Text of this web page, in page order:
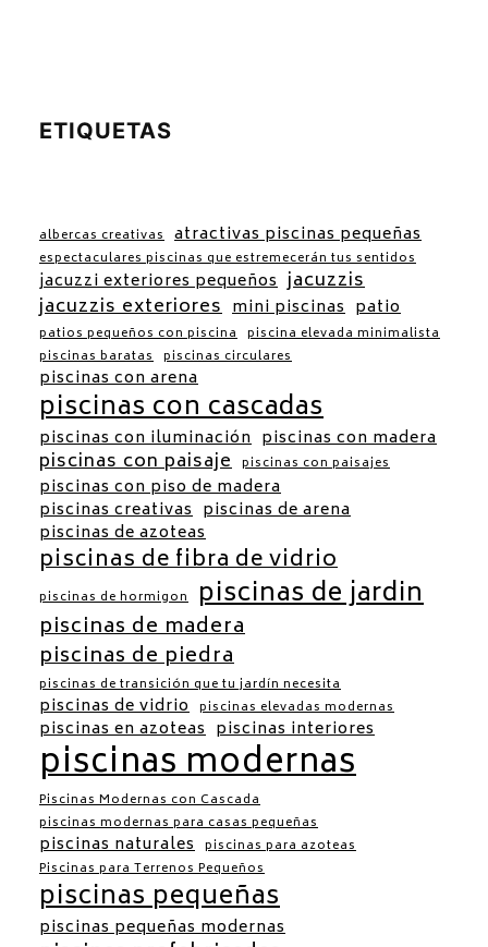
ETIQUETAS
albercas creativas atractivas piscinas pequeñas
espectaculares piscinas que estremecerán tus sentidos
jacuzzi exteriores pequeños jacuzzis
jacuzzis exteriores mini piscinas patio
patios pequeños con piscina piscina elevada minimalista
piscinas baratas piscinas circulares
piscinas con arena
piscinas con cascadas
piscinas con iluminación piscinas con madera
piscinas con paisaje piscinas con paisajes
piscinas con piso de madera
piscinas creativas piscinas de arena
piscinas de azoteas
piscinas de fibra de vidrio
piscinas de hormigon piscinas de jardin
piscinas de madera
piscinas de piedra
piscinas de transición que tu jardín necesita
piscinas de vidrio piscinas elevadas modernas
piscinas en azoteas piscinas interiores
piscinas modernas
Piscinas Modernas con Cascada
piscinas modernas para casas pequeñas
piscinas naturales piscinas para azoteas
Piscinas para Terrenos Pequeños
piscinas pequeñas
piscinas pequeñas modernas